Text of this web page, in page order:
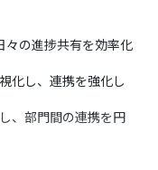
の進捗共有を効率化
化し、連携を強化し
、部門間の連携を円